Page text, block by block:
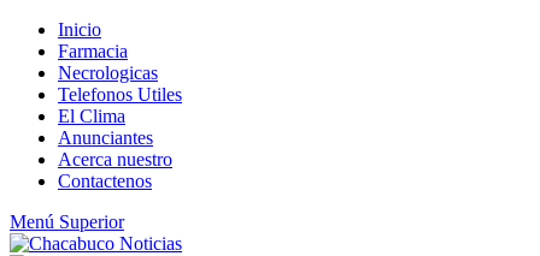
Saltar
contenido
Inicio
Farmacia
Necrologicas
Telefonos Utiles
El Clima
Anunciantes
Acerca nuestro
Contactenos
Menú Superior